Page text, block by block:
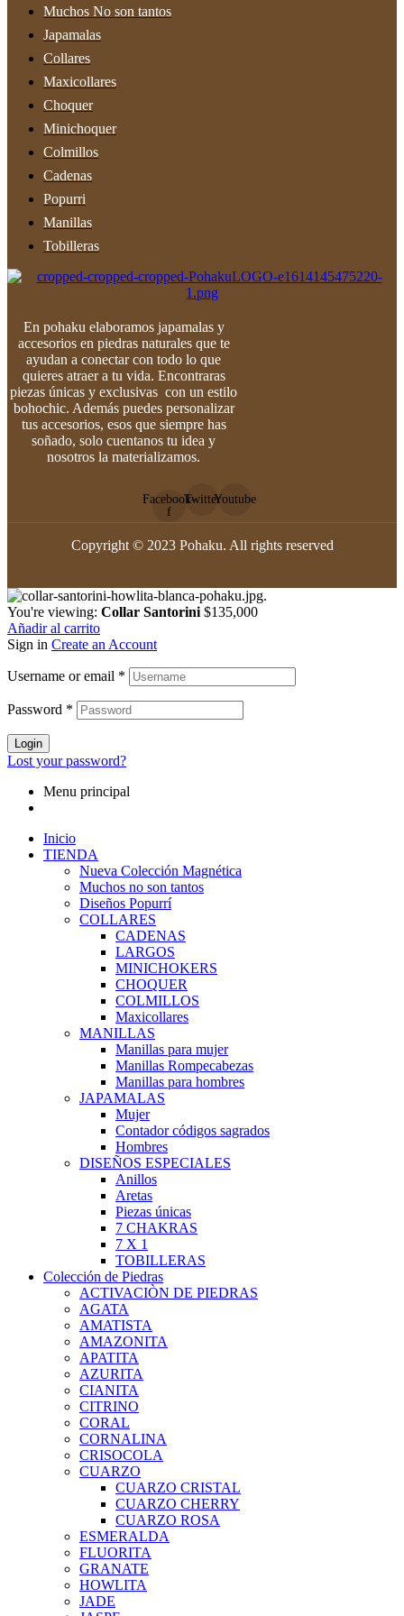
Muchos No son tantos
Japamalas
Collares
Maxicollares
Choquer
Minichoquer
Colmillos
Cadenas
Popurri
Manillas
Tobilleras
En pohaku elaboramos japamalas y
accesorios en piedras naturales que te
ayudan a conectar con todo lo que
quieres atraer a tu vida. Encontraras
piezas únicas y exclusivas con un estilo
bohochic. Además puedes personalizar
tus accesorios, esos que siempre has
soñado, solo cuentanos tu idea y
nosotros la materializamos.
Facebook-
f
TwitterYoutube
Copyright © 2023 Pohaku. All rights reserved
You're viewing: Collar Santorini $135,000
Añadir al carrito
Sign in Create an Account
Username or email *
Password *
Login
Lost your password?
Menu principal
Inicio
TIENDA
Nueva Colección Magnética
Muchos no son tantos
Diseños Popurrí
COLLARES
CADENAS
LARGOS
MINICHOKERS
CHOQUER
COLMILLOS
Maxicollares
MANILLAS
Manillas para mujer
Manillas Rompecabezas
Manillas para hombres
JAPAMALAS
Mujer
Contador códigos sagrados
Hombres
DISEÑOS ESPECIALES
Anillos
Aretas
Piezas únicas
7 CHAKRAS
7 X 1
TOBILLERAS
Colección de Piedras
ACTIVACIÒN DE PIEDRAS
AGATA
AMATISTA
AMAZONITA
APATITA
AZURITA
CIANITA
CITRINO
CORAL
CORNALINA
CRISOCOLA
CUARZO
CUARZO CRISTAL
CUARZO CHERRY
CUARZO ROSA
ESMERALDA
FLUORITA
GRANATE
HOWLITA
JADE